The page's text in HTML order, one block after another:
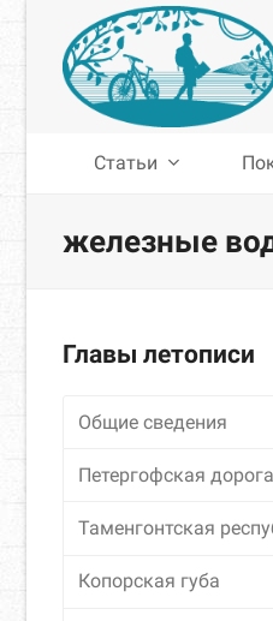
Статьи
железные
Главы летописи
Общие сведения
Петергофская дорога
Таменгонтская
Копорская губа